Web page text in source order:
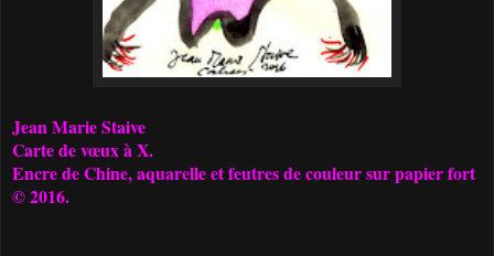
Jean Marie Staive
Carte de vœux à X.
Encre de Chine, aquarelle et feutres de couleur sur papier fort
© 2016.